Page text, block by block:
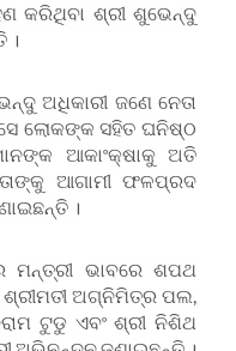
କରିଥିବା ଶ୍ରୀ ଶୁଭେନ୍ଦୁ
।
ଅଧିକାରୀ ଜଣେ ନେତା
ଲୋକଙ୍କ ସହିତ ଘନିଷ୍ଠ
ଆକାଂକ୍ଷାକୁ ଅତି
ଆଗାମୀ ଫଳପ୍ରଦ
।
ମନ୍ତ୍ରୀ ଭାବରେ ଶପଥ
ଅଗ୍ନିମିତ୍ର ପଲ,
ଟୁଡୁ ଏବଂ ଶ୍ରୀ ନିଶିଥ